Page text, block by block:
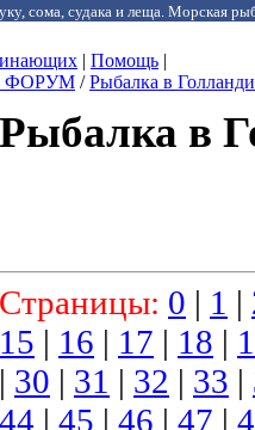
сома, судака и леща. Морская
| Помощь |
ФОРУМ /Рыбалка в
Рыбалка в
Страницы: 0 | 1 |
15 | 16 | 17 | 18 |
| 30 | 31 | 32 | 33 |
44 | 45 | 46 | 47 |